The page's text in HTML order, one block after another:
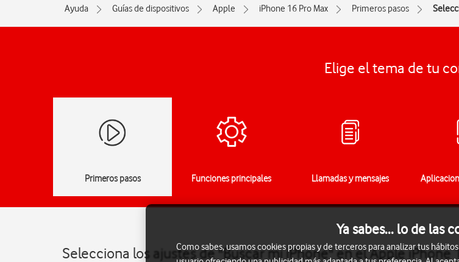
Ayuda Guías de dispositivos Apple iPhone 16 Pro Max Primeros pasos
Elige el tema de tu
Primeros pasos Funciones principales Llamadas y mensajes
Selecciona los ajustes de "Buscar mi iPhone" en el Apple iPhone
Ya sabes... lo de las
Como sabes, usamos cookies propias y de terceros para analizar tus